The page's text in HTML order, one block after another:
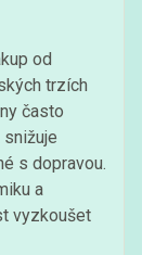
od
trzích
často
s dopravou.
a
vyzkoušet